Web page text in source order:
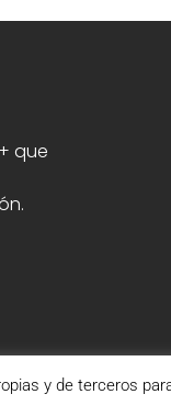
que
y de terceros